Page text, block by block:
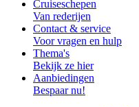
Cruiseschepen
Van rederijen
Contact & service
Voor vragen en hulp
Thema's
Bekijk ze hier
Aanbiedingen
Bespaar nu!